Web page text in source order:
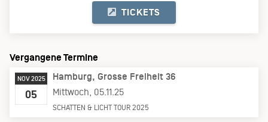
TICKETS
Vergangene Termine
NOV 2025
05
Hamburg
Grosse Freiheit 36
Mittwoch, 05.11.25
SCHATTEN & LICHT TOUR 2025